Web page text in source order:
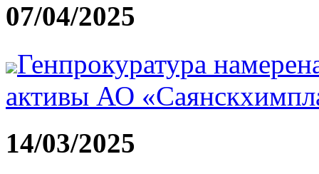
07/04/2025
Генпрокуратура
активы АО
14/03/2025